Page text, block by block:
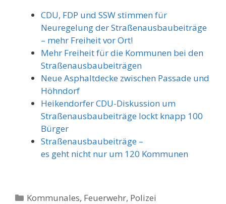
CDU, FDP und SSW stimmen für
Neuregelung der Straßenausbaubeiträge
– mehr Freiheit vor Ort!
Mehr Freiheit für die Kommunen bei den
Straßenausbaubeiträgen
Neue Asphaltdecke zwischen Passade und
Höhndorf
Heikendorfer CDU-Diskussion um
Straßenausbaubeiträge lockt knapp 100
Bürger
Straßenausbaubeiträge –
es geht nicht nur um 120 Kommunen
Kategorien
Kommunales, Feuerwehr, Polizei